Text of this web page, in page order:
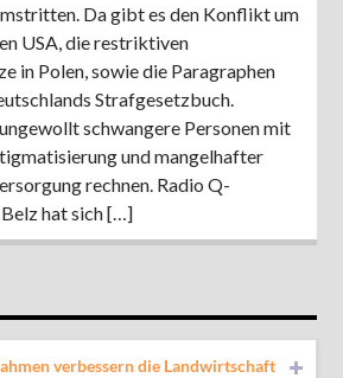
90,9 MHz Steinfurt103,9 MHz
Da gibt es den Konflikt um
USA, die restriktiven
in Polen, sowie die Paragraphen
Strafgesetzbuch.
schwangere Personen mit
und mangelhafter
rechnen. Radio Q-
hat sich […]
verbessern die Landwirtschaft